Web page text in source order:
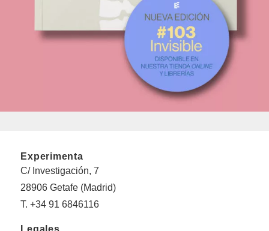
Experimenta
C/ Investigación, 7
28906 Getafe (Madrid)
T. +34 91 6846116